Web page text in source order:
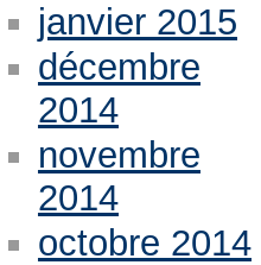
janvier 2015
décembre
2014
novembre
2014
octobre 2014